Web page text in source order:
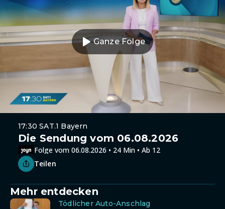
Ganze Folge
17:30 SAT.1 Bayern
Die Sendung vom 06.08.2026
Folge vom 06.08.2026 • 24 Min • Ab 12
Teilen
Mehr entdecken
Tödlicher Auto-Anschlag